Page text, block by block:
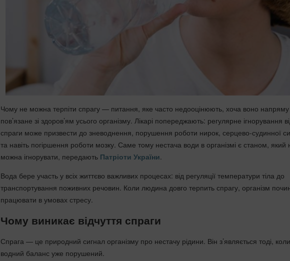
Чому не можна терпіти спрагу — питання, яке часто недооцінюють, хоча воно напряму
пов’язане зі здоров’ям усього організму. Лікарі попереджають: регулярне ігнорування
спраги може призвести до зневоднення, порушення роботи нирок, серцево-судинної
та навіть погіршення роботи мозку. Саме тому нестача води в організмі є станом, який
можна ігнорувати, передають Патріоти України
Вода бере участь у всіх життєво важливих процесах: від регуляції температури тіла до
транспортування поживних речовин. Коли людина довго терпить спрагу, організм
працювати в умовах стресу.
Чому виникає відчуття спраги
Спрага — це природний сигнал організму про нестачу рідини. Він з’являється тоді, коли
водний баланс уже порушений.